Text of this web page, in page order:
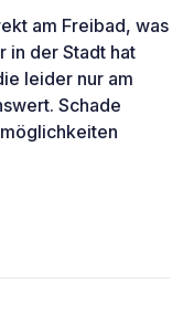
am Freibad, was
in der Stadt hat
leider nur am
Schade